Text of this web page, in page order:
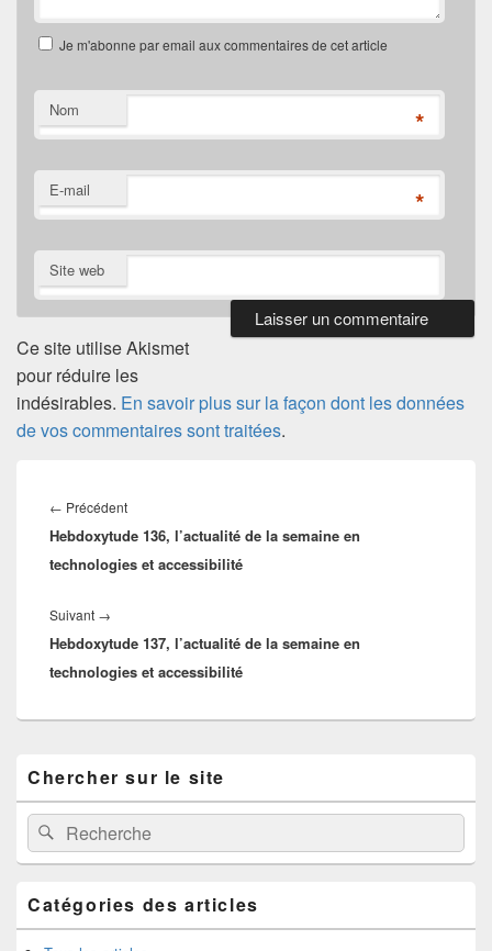
Je m'abonne par email aux commentaires de cet article
Nom *
E-mail *
Site web
Ce site utilise Akismet
pour réduire les
indésirables. En savoir plus sur la façon dont les données
de vos commentaires sont traitées.
de
l’article
← PrécédentArticle
précédent :
Hebdoxytude 136, l’actualité de la semaine en
technologies et accessibilité
Suivant →
suivant :
Hebdoxytude 137, l’actualité de la semaine en
technologies et accessibilité
principale
de
widget
pour
la
latérale
Chercher sur le site
Recherche :Rechercher
Catégories des articles